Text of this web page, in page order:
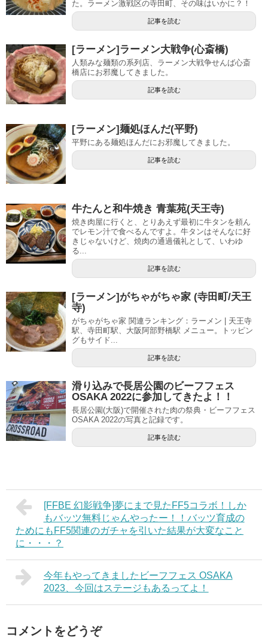
た。ラーメン激戦区の寺田町、その味はいかに？！
記事を読む
[ラーメン]ラーメン大戦争(心斎橋)
人類みな麺類の系列店、ラーメン大戦争せんば心斎
橋店にお邪魔してきました。
記事を読む
[ラーメン]麺処ほんだ(平野)
平野にある麺処ほんだにお邪魔してきました。
記事を読む
牛たんと和牛焼き 青葉苑(天王寺)
焼き肉屋に行くと、とりあえず最初に牛タンを頼ん
でレモン汁で食べるんですよ。牛タンはそんなに好
きじゃないけど、焼肉の通過儀礼として、いわゆ
る...
記事を読む
[ラーメン]がちゃがちゃ家 (寺田町/天王
寺)
がちゃがちゃ家 関連ランキング：ラーメン | 天王寺
駅、寺田町駅、大阪阿部野橋駅 メニュー。トッピン
グもサイド...
記事を読む
滑り込みで長居公園のビーフフェス
OSAKA 2022に参加してきたよ！！
長居公園(大阪)で開催された肉の祭典・ビーフフェス
OSAKA 2022の写真と記録です。
記事を読む
[FFBE 幻影戦争]夢にまで見たFF5コラボ！しか
もバッツ無料じゃんやったー！！バッツ育成の
ためにもFF5関連のガチャを引いた結果が大変なこと
に・・・？
今年もやってきましたビーフフェス OSAKA
2023、今回はステージもあるってよ！
コメントをどうぞ